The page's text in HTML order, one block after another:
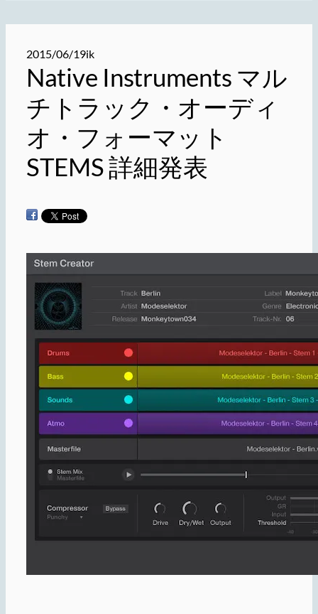
2015/06/19ik
Native Instruments マル
チトラック・オーディ
オ・フォーマット
STEMS 詳細発表